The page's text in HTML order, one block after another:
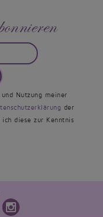
Nutzung meiner
der
diese zur Kenntnis